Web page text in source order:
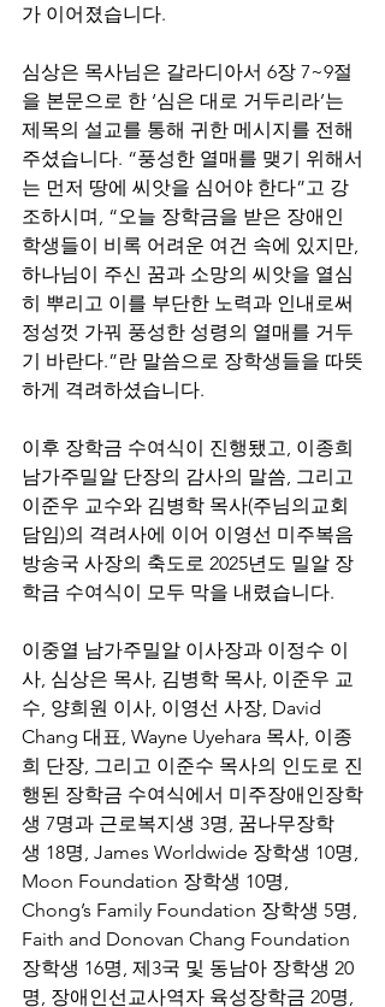
가 이어졌습니다.
심상은 목사님은 갈라디아서 6장 7~9절
을 본문으로 한 ‘심은 대로 거두리라’는
제목의 설교를 통해 귀한 메시지를 전해
주셨습니다. “풍성한 열매를 맺기 위해서
는 먼저 땅에 씨앗을 심어야 한다”고 강
조하시며, “오늘 장학금을 받은 장애인
학생들이 비록 어려운 여건 속에 있지만,
하나님이 주신 꿈과 소망의 씨앗을 열심
히 뿌리고 이를 부단한 노력과 인내로써
정성껏 가꿔 풍성한 성령의 열매를 거두
기 바란다.”란 말씀으로 장학생들을 따뜻
하게 격려하셨습니다.
이후 장학금 수여식이 진행됐고, 이종희
남가주밀알 단장의 감사의 말씀, 그리고
이준우 교수와 김병학 목사(주님의교회
담임)의 격려사에 이어 이영선 미주복음
방송국 사장의 축도로 2025년도 밀알 장
학금 수여식이 모두 막을 내렸습니다.
이중열 남가주밀알 이사장과 이정수 이
사, 심상은 목사, 김병학 목사, 이준우 교
수, 양희원 이사, 이영선 사장, David
Chang 대표, Wayne Uyehara 목사, 이종
희 단장, 그리고 이준수 목사의 인도로 진
행된 장학금 수여식에서 미주장애인장학
생 7명과 근로복지생 3명, 꿈나무장학
생 18명, James Worldwide 장학생 10명,
Moon Foundation 장학생 10명,
Chong’s Family Foundation 장학생 5명,
Faith and Donovan Chang Foundation
장학생 16명, 제3국 및 동남아 장학생 20
명, 장애인선교사역자 육성장학금 20명,